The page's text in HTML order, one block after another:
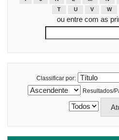
T
U V W
ou entre com as
Classificar por:
Resultados/